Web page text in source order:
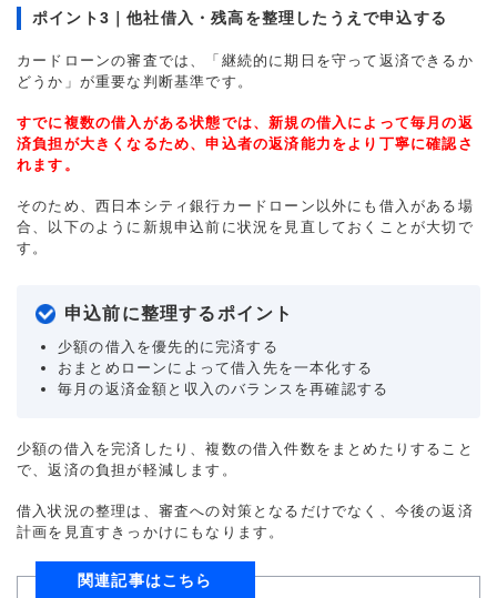
ポイント3｜他社借入・残高を整理したうえで申込する
カードローンの審査では、「継続的に期日を守って返済できるか
どうか」が重要な判断基準です。
すでに複数の借入がある状態では、新規の借入によって毎月の返
済負担が大きくなるため、申込者の返済能力をより丁寧に確認さ
れます。
そのため、西日本シティ銀行カードローン以外にも借入がある場
合、以下のように新規申込前に状況を見直しておくことが大切で
す。
申込前に整理するポイント
少額の借入を優先的に完済する
おまとめローンによって借入先を一本化する
毎月の返済金額と収入のバランスを再確認する
少額の借入を完済したり、複数の借入件数をまとめたりすること
で、返済の負担が軽減します。
借入状況の整理は、審査への対策となるだけでなく、今後の返済
計画を見直すきっかけにもなります。
関連記事はこちら